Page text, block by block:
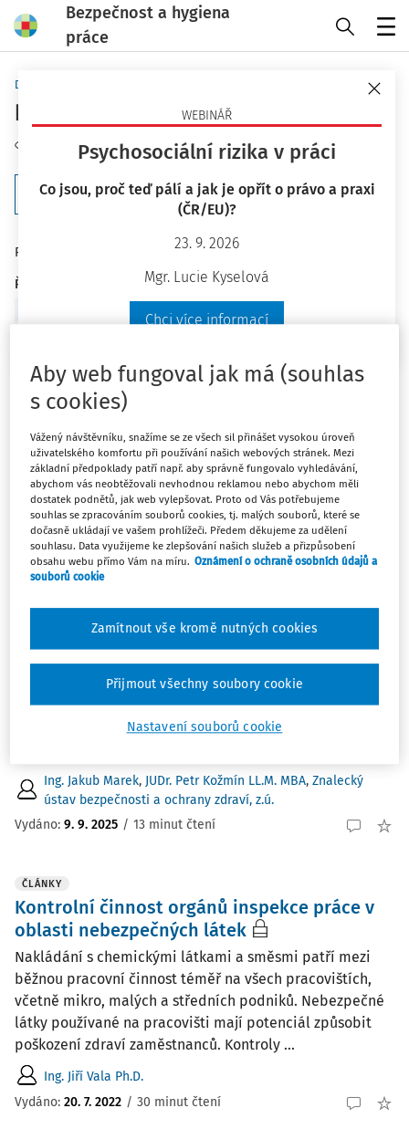
Bezpečnost a hygiena
práce
WEBINÁŘ
Psychosociální rizika v práci
Co jsou, proč teď pálí a jak je opřít o právo a praxi
(ČR/EU)?
23. 9. 2026
Mgr. Lucie Kyselová
Chci více informací
Domů
hořlaviny
Sledovat téma
Filtr
Počet vyhledaných dokumentů:6
Řadit podle
Skladování a manipulace s materiálem a
břemeny
(Otázka č. 72 až č. 81) Deset otázek ze znalosti nařízení
vlády č. 101/2005 Sb., o podrobnějších požadavcích na
pracoviště a pracovní prostředí, se zaměřením na
skladování a manipulaci s materiálem a břemeny.
Ing. Jiří Vala Ph.D.
Vydáno:18. 1. 2026 / 1 minuta čtení
KARTY BOZP
Stavěč dekorací
Práce je vykonávána jak ve vnitřních (např. divadelní
prostory), tak i na venkovních pracovištích (jeviště).
Vykonávání práce zahrnuje práci s ručním nářadím a
technickými zařízeními. Při práci mohou být používány i
Ing. Jakub Marek, JUDr. Petr Kožmín LL.M. MBA, Znalecký
ústav bezpečnosti a ochrany zdraví, z.ú.
Vydáno: 9. 9. 2025 / 13 minut čtení
ČLÁNKY
Kontrolní činnost orgánů inspekce práce v
oblasti nebezpečných látek
Nakládání s chemickými látkami a směsmi patří mezi
běžnou pracovní činnost téměř na všech pracovištích,
včetně mikro, malých a středních podniků. Nebezpečné
látky používané na pracovišti mají potenciál způsobit
poškození zdraví zaměstnanců. Kontroly ...
Ing. Jiří Vala Ph.D.
Vydáno: 20. 7. 2022 / 30 minut čtení
Aby web fungoval jak má (souhlas
s cookies)
Vážený návštěvníku, snažíme se ze všech sil přinášet vysokou úroveň
uživatelského komfortu při používání našich webových stránek. Mezi
základní předpoklady patří např. aby správně fungovalo vyhledávání,
abychom vás neobtěžovali nevhodnou reklamou nebo abychom měli
dostatek podnětů, jak web vylepšovat. Proto od Vás potřebujeme
souhlas se zpracováním souborů cookies, tj. malých souborů, které se
dočasně ukládají ve vašem prohlížeči. Předem děkujeme za udělení
souhlasu. Data využijeme ke zlepšování našich služeb a přizpůsobení
obsahu webu přímo Vám na míru. Oznámení o ochraně osobních údajů a
souborů cookie
Nastavení souborů cookie
Zamítnout vše kromě nutných cookies
Přijmout všechny soubory cookie